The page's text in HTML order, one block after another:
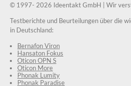
© 1997- 2026 Ideentakt GmbH | Wir
Testberichte und Beurteilungen über die
in Deutschland:
Bernafon Viron
Hansaton Fokus
Oticon OPN S
Oticon More
Phonak Lumity
Phonak Paradise